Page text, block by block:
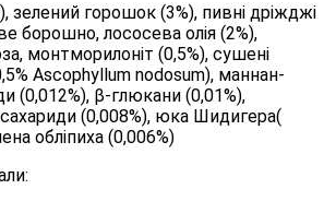
зелений горошок (3%), пивні дріжджі
борошно, лососева олія (2%),
монтморилоніт (0,5%), сушені
Ascophyllum nodosum), маннан-
(0,012%), β-глюкани (0,01%),
(0,008%), юка Шидигера(
обліпиха (0,006%)